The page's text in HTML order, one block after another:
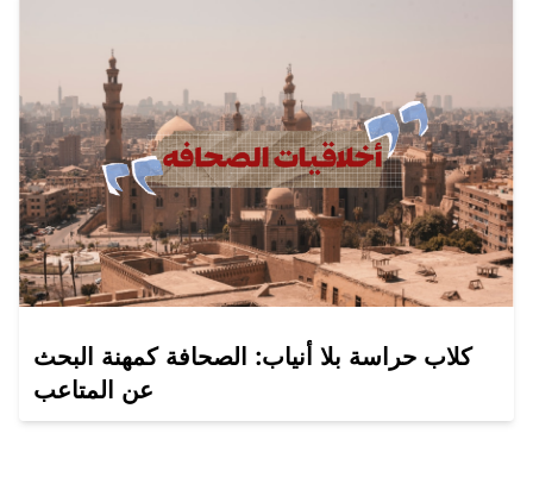
كلاب حراسة بلا أنياب: الصحافة كمهنة البحث
عن المتاعب